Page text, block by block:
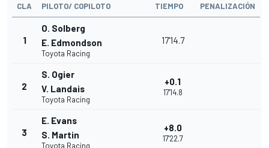
CLA PILOTO/ COPILOTO TIEMPO PENALIZACIÓN
1
O. Solberg
E. Edmondson
Toyota Racing
17'14.7
2
S. Ogier
V. Landais
Toyota Racing
+0.1
17'14.8
3
E. Evans
S. Martin
Toyota Racing
+8.0
17'22.7